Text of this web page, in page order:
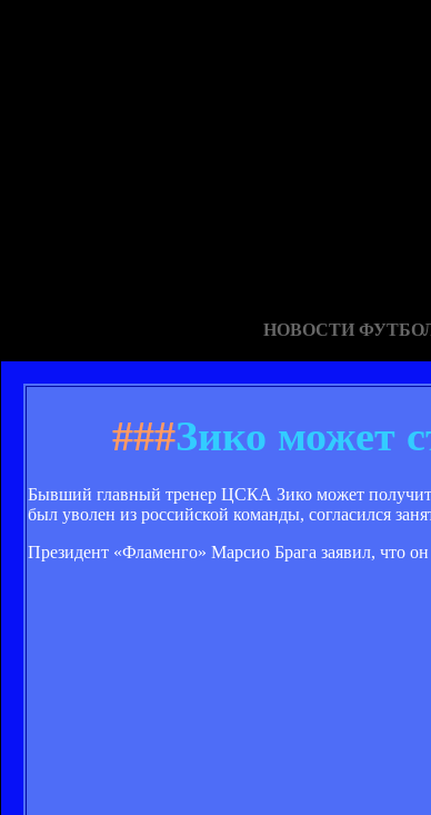
НОВОСТИ
###Зико может
Бывший главный тренер ЦСКА Зико может получить
был уволен из российской команды, согласился
Президент «Фламенго» Марсио Брага заявил, что